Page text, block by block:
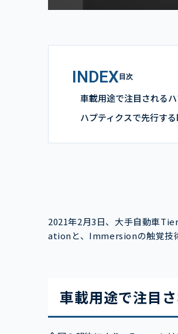
INDEX 目次
車載用途で注目される
ハプティクスで先行す
2021年2月3日、大手自動車
ationと、Immersionの触覚技
車載用途で注目